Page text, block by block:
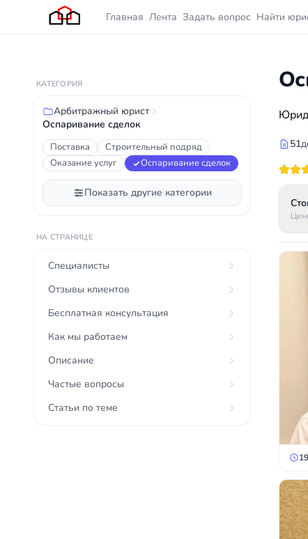
Главная Лента Задать вопрос Найти
КАТЕГОРИЯ
Арбитражный юрист
Оспаривание сделок
Поставка
Строительный подряд
Оказание услуг
Оспаривание сделок
Показать другие категории
НА СТРАНИЦЕ
Специалисты
Отзывы клиентов
Бесплатная консультация
Как мы работаем
Описание
Частые вопросы
Статьи по теме
51
19